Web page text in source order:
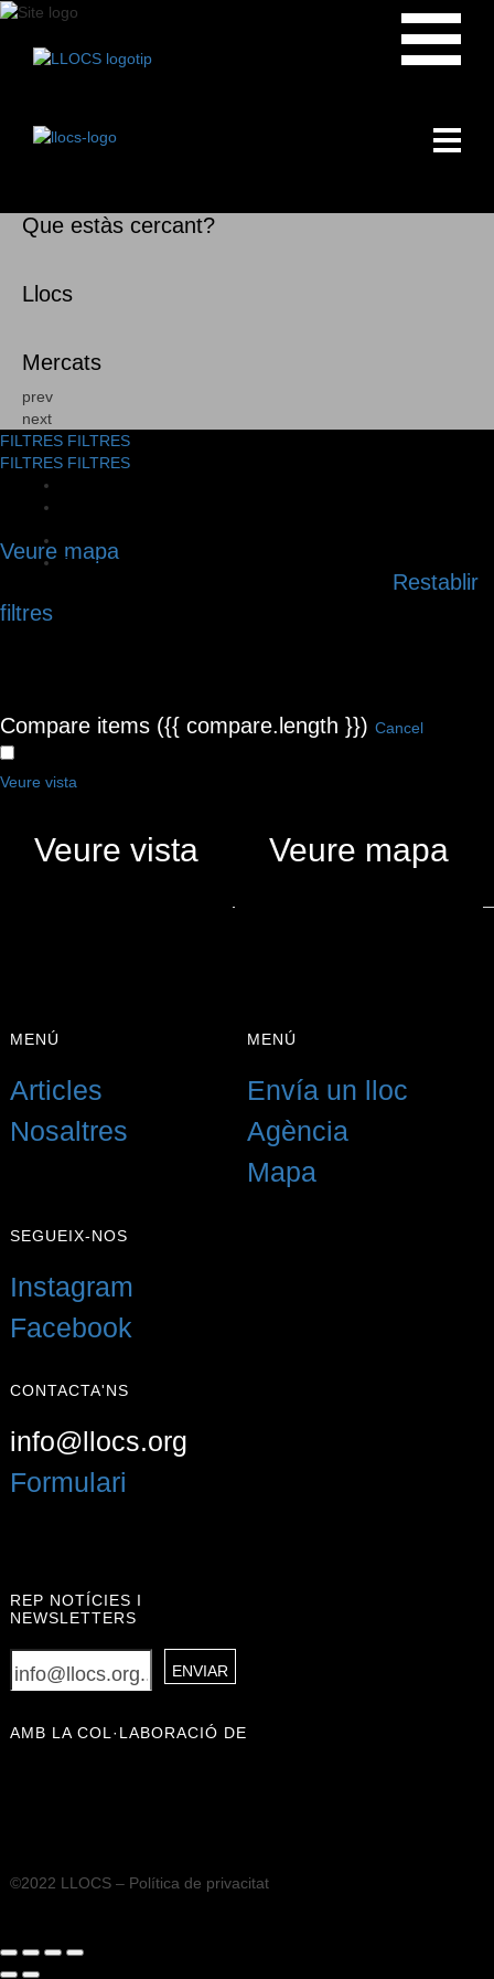
Que estàs cercant?
Llocs
Mercats
prev
next
FILTRES FILTRES
FILTRES FILTRES
Categories
Navegar sub-categories
{{ term.name }}
Veure mapa
Restablir
filtres
Compare items ({{ compare.length }}) Cancel
Veure vista
Veure vista Veure mapa
CONTACTA'NS
info@llocs.org
Formulari
SEGUEIX-NOS
Instagram
Facebook
MENÚ
Envía un lloc
Agència
Mapa
MENÚ
Articles
Nosaltres
REP NOTÍCIES I
NEWSLETTERS
AMB LA COL·LABORACIÓ DE
©2022 LLOCS – Política de privacitat